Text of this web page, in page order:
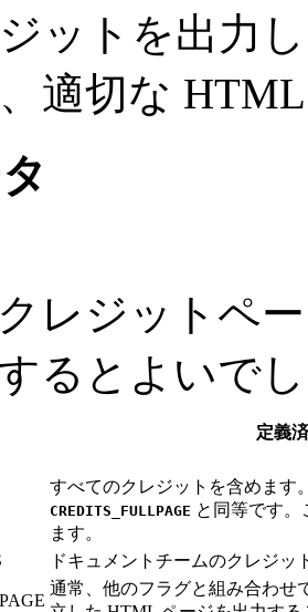
ットを出力
適切な
レジットペ
るとよいで
定義
すべてのクレジットを含めます
CREDITS_FULLPAGE と同等です
ます。
ドキュメントチームのクレジッ
通常、他のフラグと組み合わせ